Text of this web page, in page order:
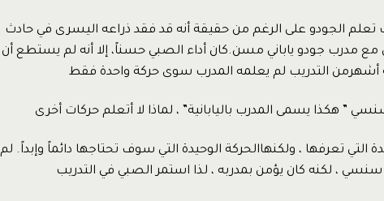
من العمر 10سنوات تعلم الجودو على الرغم من حقيقة أنه قد فقد ذراعه اليسرى في حادث
مدرب جودو ياباني مسن.كان أداء الصبي حسناً، إلا أنه لم يستطع أن
أشهرمن التدريب لم يعلمه المدرب سوى حركة واحدة فقط
” هكذا يسمى المدرب باليابانية” ، لماذا لا أتعلم حركات أخرى
تعرفها ، ولكنهاالحركة الوحيدة التي سوف تحتاجها دائماً وإبداً. لم
، لكنه كان يؤمن بمدربه ، لذا استمر الصبي في التدريب